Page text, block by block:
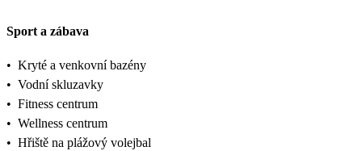
Sport a zábava
• Kryté a venkovní bazény
• Vodní skluzavky
• Fitness centrum
• Wellness centrum
• Hřiště na plážový volejbal